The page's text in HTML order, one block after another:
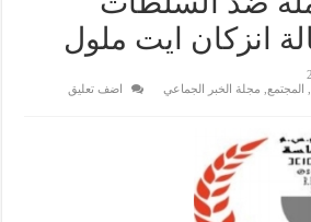
انزكان ايت ملول
المجتمع مجلة الخبر الجماعي
اضف تعليق